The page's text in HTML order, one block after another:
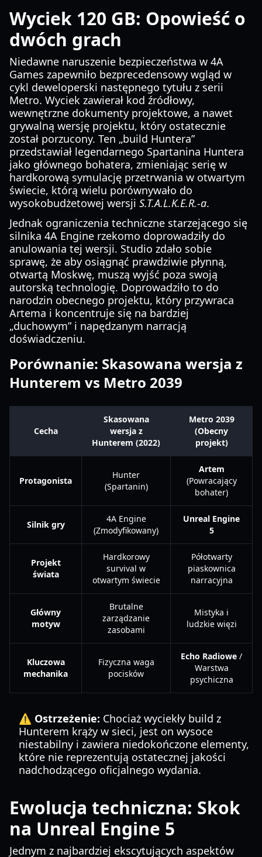
Wyciek 120 GB: Opowieść o
dwóch grach
Niedawne naruszenie bezpieczeństwa w 4A
Games zapewniło bezprecedensowy wgląd w
cykl deweloperski następnego tytułu z serii
Metro. Wyciek zawierał kod źródłowy,
wewnętrzne dokumenty projektowe, a nawet
grywalną wersję projektu, który ostatecznie
został porzucony. Ten „build Huntera”
przedstawiał legendarnego Spartanina Huntera
jako głównego bohatera, zmieniając serię w
hardkorową symulację przetrwania w otwartym
świecie, którą wielu porównywało do
wysokobudżetowej wersji S.T.A.L.K.E.R.-a.
Jednak ograniczenia techniczne starzejącego się
silnika 4A Engine rzekomo doprowadziły do
anulowania tej wersji. Studio zdało sobie
sprawę, że aby osiągnąć prawdziwie płynną,
otwartą Moskwę, muszą wyjść poza swoją
autorską technologię. Doprowadziło to do
narodzin obecnego projektu, który przywraca
Artema i koncentruje się na bardziej
„duchowym” i napędzanym narracją
doświadczeniu.
Porównanie: Skasowana wersja z
Hunterem vs Metro 2039
Cecha
Skasowana
wersja z
Hunterem (2022)
Metro 2039
(Obecny
projekt)
Protagonista
Hunter
(Spartanin)
Artem
(Powracający
bohater)
Silnik gry
4A Engine
(Zmodyfikowany)
Unreal Engine
5
Projekt
świata
Hardkorowy
survival w
otwartym świecie
Półotwarty
piaskownica
narracyjna
Główny
motyw
Brutalne
zarządzanie
zasobami
Mistyka i
ludzkie więzi
Kluczowa
mechanika
Fizyczna waga
pocisków
Echo Radiowe /
Warstwa
psychiczna
⚠️ Ostrzeżenie: Chociaż wyciekły build z
Hunterem krąży w sieci, jest on wysoce
niestabilny i zawiera niedokończone elementy,
które nie reprezentują ostatecznej jakości
nadchodzącego oficjalnego wydania.
Ewolucja techniczna: Skok
na Unreal Engine 5
Jednym z najbardziej ekscytujących aspektów